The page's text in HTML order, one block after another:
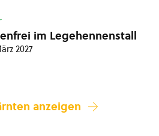
im Legehennenstall
2027
anzeigen